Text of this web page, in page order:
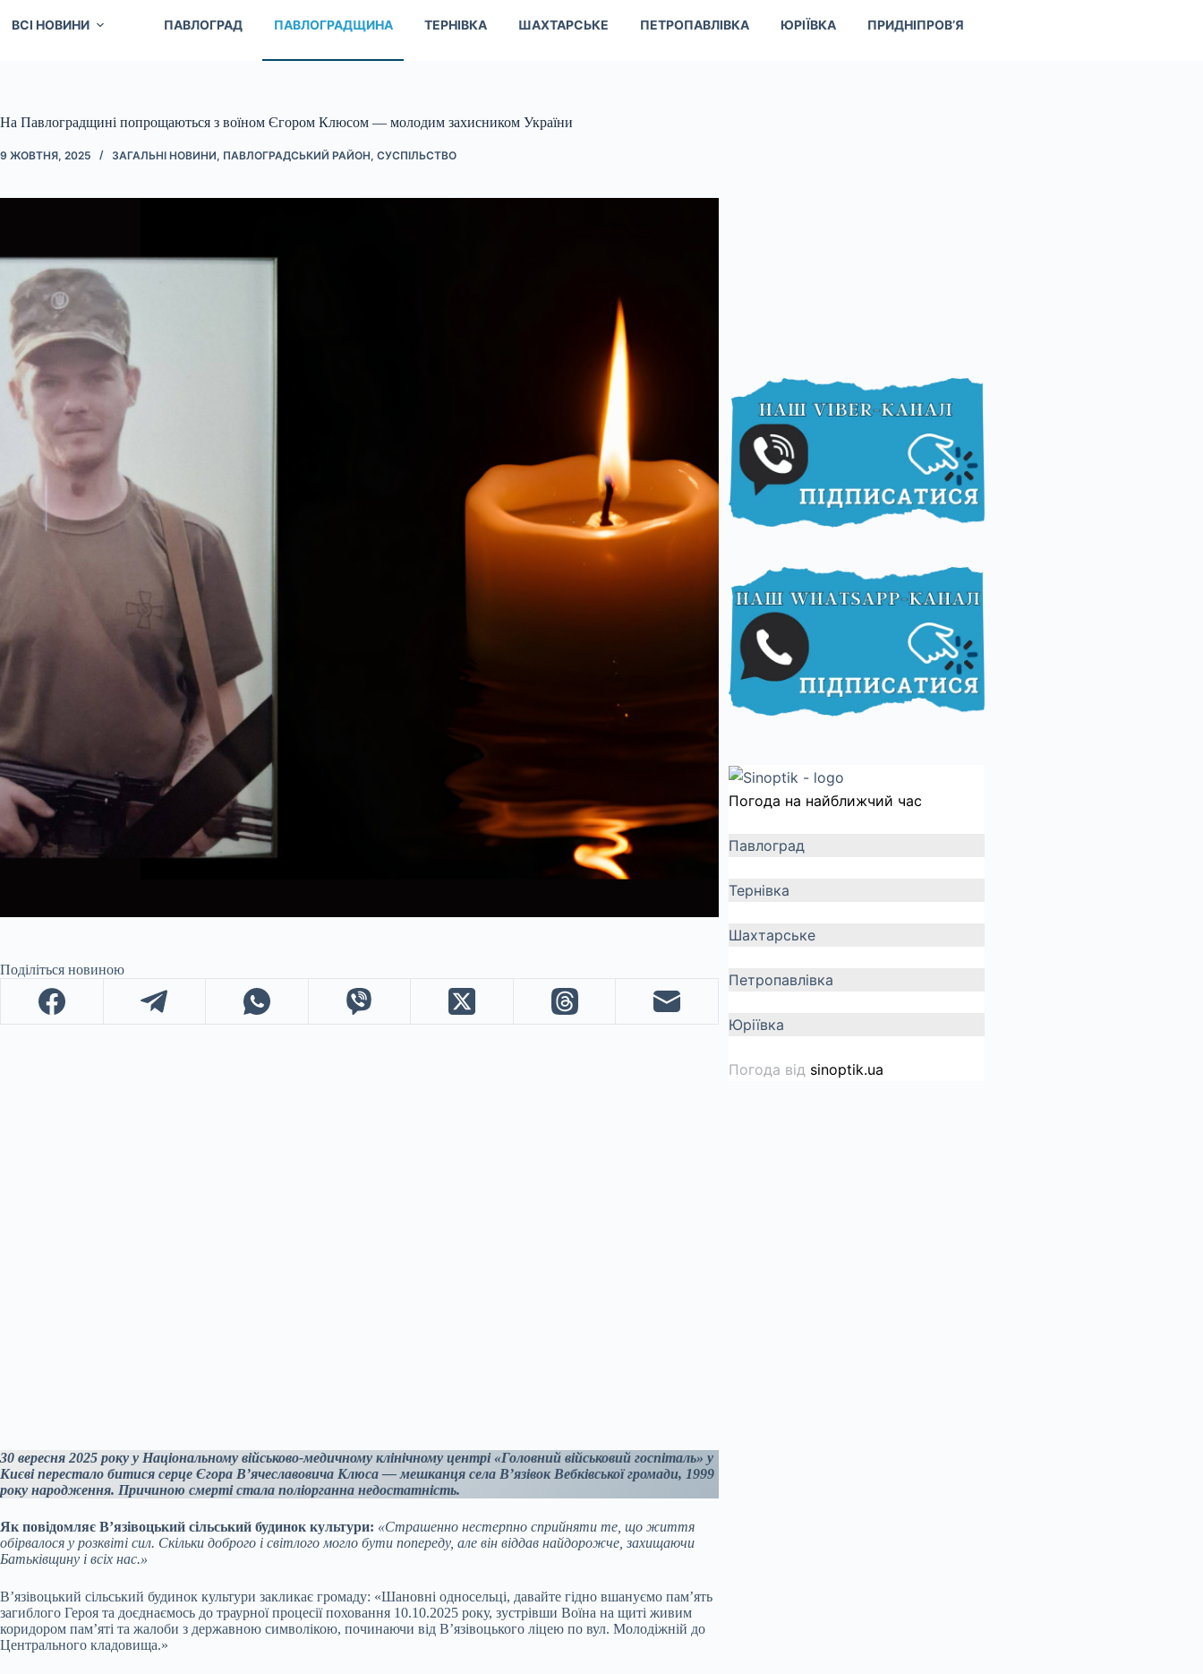
ВСІ НОВИНИ ПАВЛОГРАД ПАВЛОГРАДЩИНА ТЕРНІВКА ШАХТАРСЬКЕ ПЕТРОПАВЛІВКА ЮРІЇВКА ПРИДНІПРОВ’Я
На Павлоградщині попрощаються з воїном Єгором Клюсом — молодим захисником України
9 ЖОВТНЯ, 2025 ЗАГАЛЬНІ НОВИНИ, ПАВЛОГРАДСЬКИЙ РАЙОН, СУСПІЛЬСТВО
Поділіться новиною
30 вересня 2025 року у Національному військово-медичному клінічному центрі «Головний військовий госпіталь» у
Києві перестало битися серце Єгора В’ячеславовича Клюса — мешканця села В’язівок Вебківської громади, 1999
року народження. Причиною смерті стала поліорганна недостатність.
Як повідомляє В’язівоцький сільський будинок культури: «Страшенно нестерпно сприйняти те, що життя
обірвалося у розквіті сил. Скільки доброго і світлого могло бути попереду, але він віддав найдорожче, захищаючи
Батьківщину і всіх нас.»
В’язівоцький сільський будинок культури закликає громаду: «Шановні односельці, давайте гідно вшануємо пам’ять
загиблого Героя та доєднаємось до траурної процесії поховання 10.10.2025 року, зустрівши Воїна на щиті живим
коридором пам’яті та жалоби з державною символікою, починаючи від В’язівоцького ліцею по вул. Молодіжній до
Центрального кладовища.»
Погода на найближчий час
Павлоград
Тернівка
Шахтарське
Петропавлівка
Юріївка
Погода від sinoptik.ua